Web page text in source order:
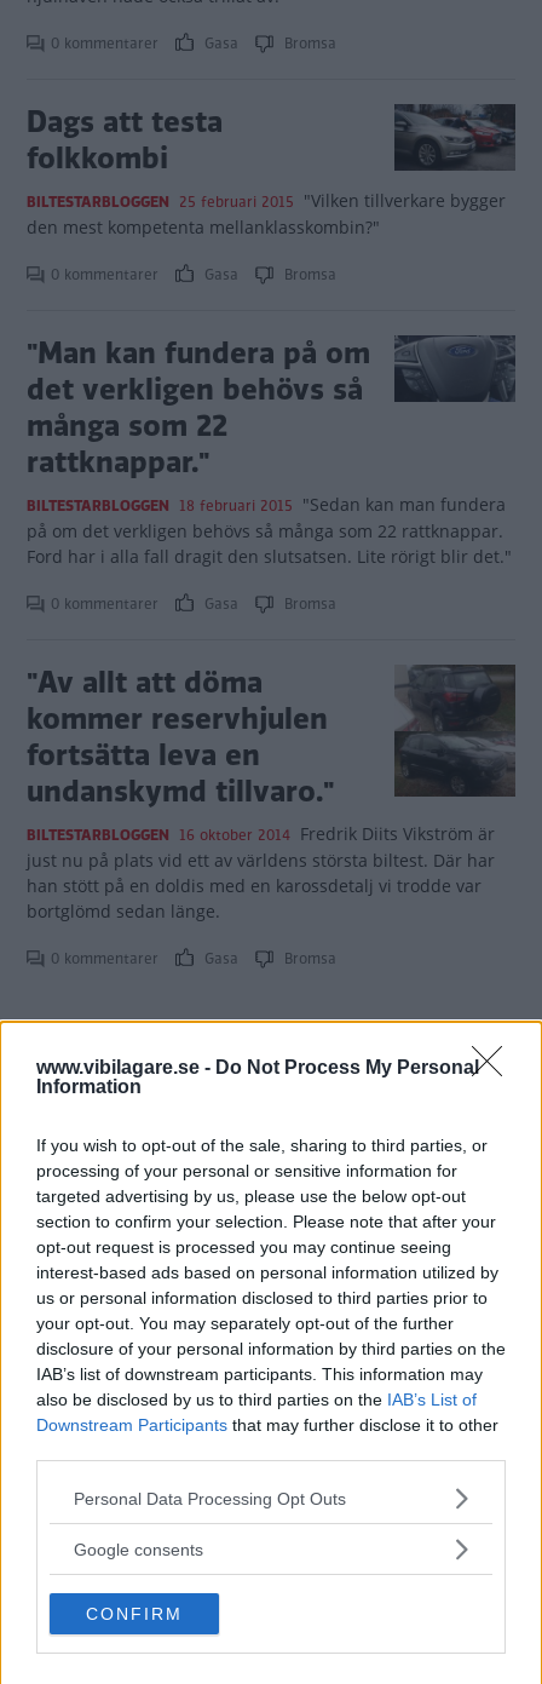
www.vibilagare.se - Do Not Process My Personal
Information
If you wish to opt-out of the sale, sharing to third parties, or
processing of your personal or sensitive information for
targeted advertising by us, please use the below opt-out
section to confirm your selection. Please note that after your
opt-out request is processed you may continue seeing
interest-based ads based on personal information utilized by
us or personal information disclosed to third parties prior to
your opt-out. You may separately opt-out of the further
disclosure of your personal information by third parties on the
IAB’s list of downstream participants. This information may
also be disclosed by us to third parties on the IAB’s List of
Downstream Participants that may further disclose it to other
Please note that this website/app uses one or more Google
not limited to your visit or usage behaviour. You may click to
use your data for below specified purposes in below Google
consent section.
Personal Data Processing Opt Outs
Google consents
CONFIRM
0 kommentarer Gasa Bromsa
Dags att testa
folkkombi
BILTESTARBLOGGEN 25 februari 2015 "Vilken tillverkare bygger
den mest kompetenta mellanklasskombin?"
0 kommentarer Gasa Bromsa
"Man kan fundera på om
det verkligen behövs så
många som 22
rattknappar."
BILTESTARBLOGGEN 18 februari 2015 "Sedan kan man fundera
på om det verkligen behövs så många som 22 rattknappar.
Ford har i alla fall dragit den slutsatsen. Lite rörigt blir det."
0 kommentarer Gasa Bromsa
"Av allt att döma
kommer reservhjulen
fortsätta leva en
undanskymd tillvaro."
BILTESTARBLOGGEN 16 oktober 2014 Fredrik Diits Vikström är
just nu på plats vid ett av världens största biltest. Där har
han stött på en doldis med en karossdetalj vi trodde var
bortglömd sedan länge.
0 kommentarer Gasa Bromsa
Tester: De senaste vi kört
Kia utmanar i kombiklassen – blir omkörd
av ”gamlingen”
Nykomlingen fälls av en besvärande nackdel.